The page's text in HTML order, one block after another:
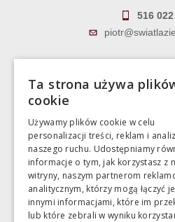
516
783 043
Bartycka 24/26
00-716
poniedziałek -
Ta strona używa
cookie
Używamy plików cookie w celu
personalizacji treści, reklam i
naszego ruchu. Udostępniamy
informacje o tym, jak korzystasz z
witryny, naszym partnerom
analitycznym, którzy mogą łączyć
innymi informacjami, które im
lub które zebrali w wyniku